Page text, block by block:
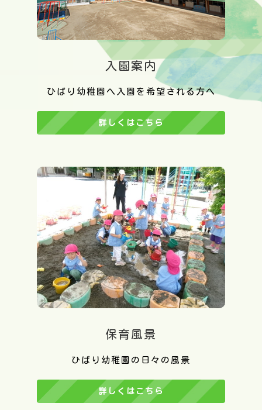
入園案内
ひばり幼稚園へ入園を希望される方へ
詳しくはこちら
保育風景
ひばり幼稚園の日々の風景
詳しくはこちら